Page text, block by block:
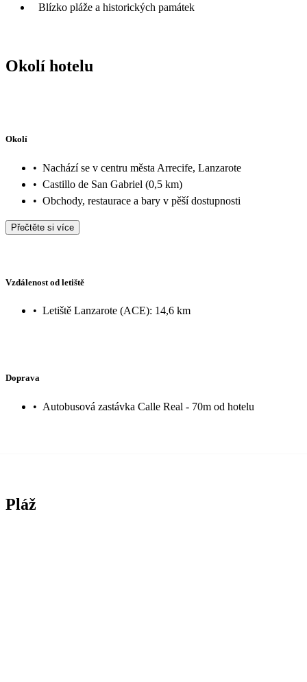
Blízko pláže a historických památek
Okolí hotelu
Okolí
• Nachází se v centru města Arrecife, Lanzarote
• Castillo de San Gabriel (0,5 km)
• Obchody, restaurace a bary v pěší dostupnosti
Přečtěte si více
Vzdálenost od letiště
• Letiště Lanzarote (ACE): 14,6 km
Doprava
• Autobusová zastávka Calle Real - 70m od hotelu
Pláž